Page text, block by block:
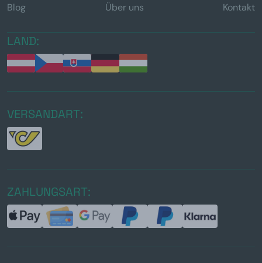
Blog Über uns Kontakt
LAND:
VERSANDART:
ZAHLUNGSART: